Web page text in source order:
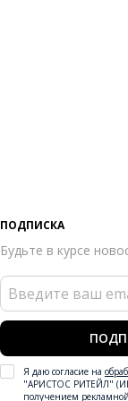
ПОДПИСКА
Будьте в курсе
Я даю согласие на
"АРИСТОС РИТЕЙЛ"
получением